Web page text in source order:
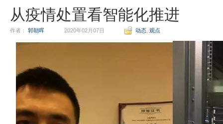
从疫情处置看智能化推进
作者： 郭朝晖 2020年02月07日 动态 观点